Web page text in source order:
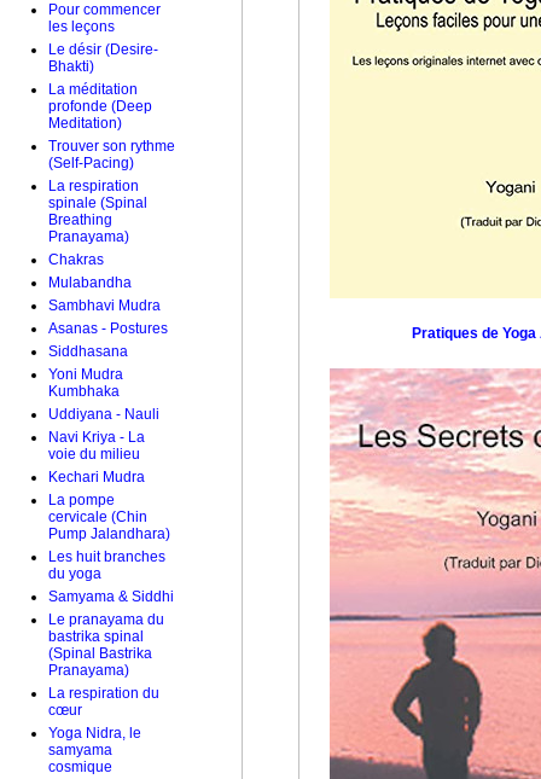
Pour commencer
les leçons
Le désir (Desire-
Bhakti)
La méditation
profonde (Deep
Meditation)
Trouver son rythme
(Self-Pacing)
La respiration
spinale (Spinal
Breathing
Pranayama)
Chakras
Mulabandha
Sambhavi Mudra
Asanas - Postures
Siddhasana
Yoni Mudra
Kumbhaka
Uddiyana - Nauli
Navi Kriya - La
voie du milieu
Kechari Mudra
La pompe
cervicale (Chin
Pump Jalandhara)
Les huit branches
du yoga
Samyama & Siddhi
Le pranayama du
bastrika spinal
(Spinal Bastrika
Pranayama)
La respiration du
cœur
Yoga Nidra, le
samyama
cosmique
Pratiques de